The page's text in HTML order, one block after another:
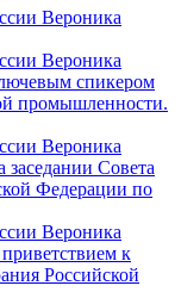
Вероника
Вероника
спикером
промышленности.
Вероника
Совета
Федерации по
Вероника
к
Российской